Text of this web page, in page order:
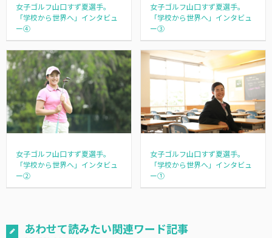
女子ゴルフ山口すず夏選手。
「学校から世界へ」インタビュ
ー④
女子ゴルフ山口すず夏選手。
「学校から世界へ」インタビュ
ー③
女子ゴルフ山口すず夏選手。
「学校から世界へ」インタビュ
ー②
女子ゴルフ山口すず夏選手。
「学校から世界へ」インタビュ
ー①
あわせて読みたい関連ワード記事